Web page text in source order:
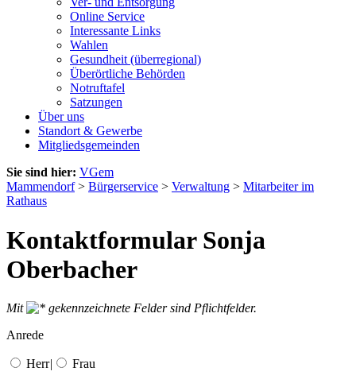
Online Service
Interessante Links
Wahlen
Gesundheit (überregional)
Überörtliche Behörden
Notruftafel
Satzungen
Über uns
Standort & Gewerbe
Mitgliedsgemeinden
Sie sind hier: VGem
Mammendorf> Bürgerservice > Verwaltung > Mitarbeiter im
Rathaus
Kontaktformular Sonja
Oberbacher
Mit
gekennzeichnete Felder sind Pflichtfelder.
Anrede
Herr| Frau